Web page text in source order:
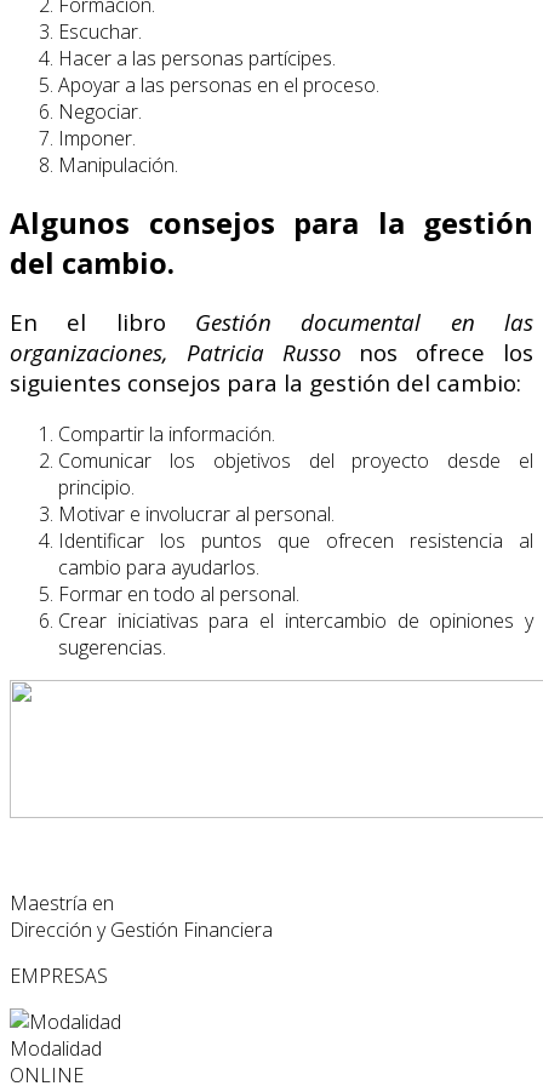
Formación.
Escuchar.
Hacer a las personas partícipes.
Apoyar a las personas en el proceso.
Negociar.
Imponer.
Manipulación.
Algunos consejos para la gestión
del cambio.
En el libro Gestión documental
en las
organizaciones,
Patricia Russo nos ofrece los
siguientes consejos para la gestión del cambio:
Compartir la información.
Comunicar los objetivos del proyecto desde el
principio.
Motivar e involucrar al personal.
Identificar los puntos que ofrecen resistencia al
cambio para ayudarlos.
Formar en todo al personal.
Crear iniciativas para el intercambio de opiniones y
sugerencias.
Maestría en
Dirección y Gestión Financiera
EMPRESAS
Modalidad
ONLINE